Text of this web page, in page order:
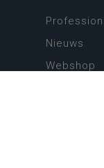
Nieuws
Webshop